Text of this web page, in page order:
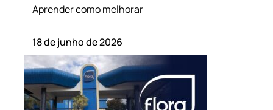
Aprender como melhorar
18 de junho de 2026